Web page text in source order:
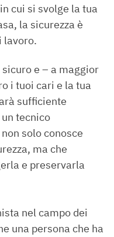
cui si svolge la tua
la sicurezza è
lavoro.
e – a maggior
i tuoi cari e la tua
sufficiente
tecnico
solo conosce
ma che
e preservarla
nel campo dei
una persona che ha